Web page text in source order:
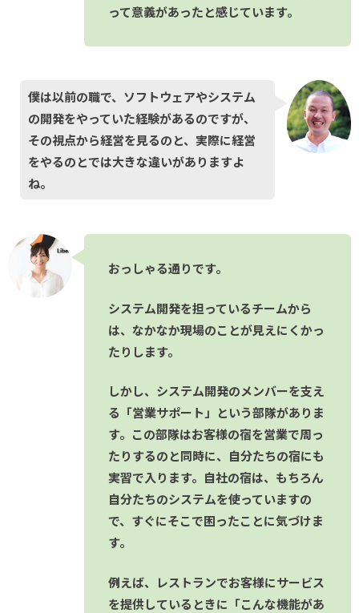
って意義があったと感じています。
僕は以前の職で、ソフトウェアやシステム
の開発をやっていた経験があるのですが、
その視点から経営を見るのと、実際に経営
をやるのとでは大きな違いがありますよ
ね。
おっしゃる通りです。
システム開発を担っているチームから
は、なかなか現場のことが見えにくかっ
たりします。
しかし、システム開発のメンバーを支え
る「営業サポート」という部隊がありま
す。この部隊はお客様の宿を営業で周っ
たりするのと同時に、自分たちの宿にも
実習で入ります。自社の宿は、もちろん
自分たちのシステムを使っていますの
で、すぐにそこで困ったことに気づけま
す。
例えば、レストランでお客様にサービス
を提供しているときに「こんな機能があ